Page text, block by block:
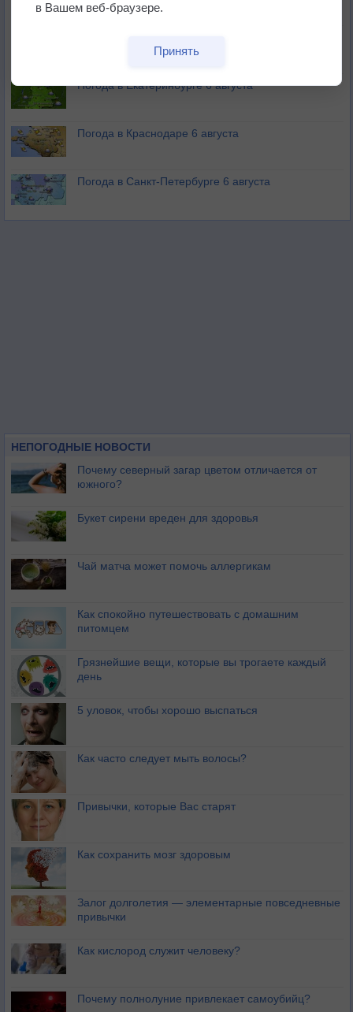
Погода в Екатеринбурге 6 августа
Погода в Краснодаре 6 августа
Погода в Санкт-Петербурге 6 августа
НЕПОГОДНЫЕ НОВОСТИ
Почему северный загар цветом отличается от
южного?
Букет сирени вреден для здоровья
Чай матча может помочь аллергикам
Как спокойно путешествовать с домашним
питомцем
Грязнейшие вещи, которые вы трогаете каждый
день
5 уловок, чтобы хорошо выспаться
Как часто следует мыть волосы?
Привычки, которые Вас старят
Как сохранить мозг здоровым
Залог долголетия — элементарные повседневные
привычки
Как кислород служит человеку?
Почему полнолуние привлекает самоубийц?
в Вашем веб-браузере.
Принять